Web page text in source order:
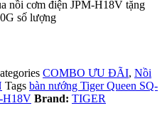
cơm điện JPM-H18V tặng
số lượng
COMBO ƯU ĐÃI, Nồi
Tags bàn nướng Tiger Queen SQ-
H18V Brand: TIGER